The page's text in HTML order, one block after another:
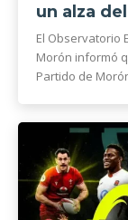
un alza
El Observatorio
Morón informó
Partido de